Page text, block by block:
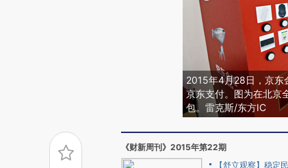
2015年4月28日，京东
京东支付。图为在北京
包。雷克斯/东方IC
《财新周刊》2015年第22期
【舒立观察】稳定